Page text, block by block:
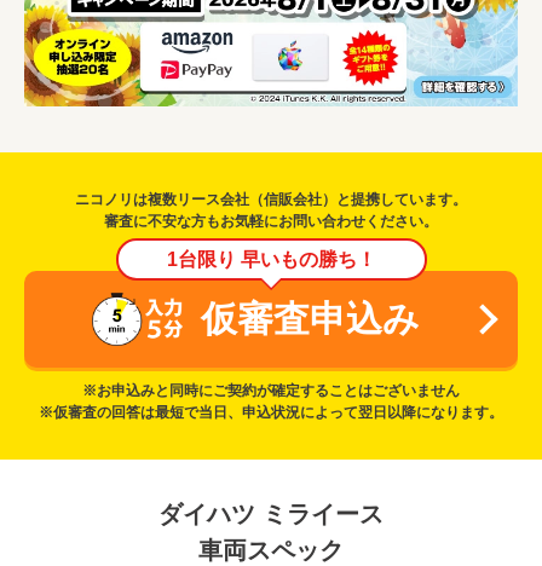
ニコノリは複数リース会社（信販会社）と提携しています。
審査に不安な方もお気軽にお問い合わせください。
1台限り 早いもの勝ち！
仮審査申込み
※お申込みと同時にご契約が確定することはございません
※仮審査の回答は最短で当日、申込状況によって翌日以降になります。
ダイハツ ミライース
車両スペック